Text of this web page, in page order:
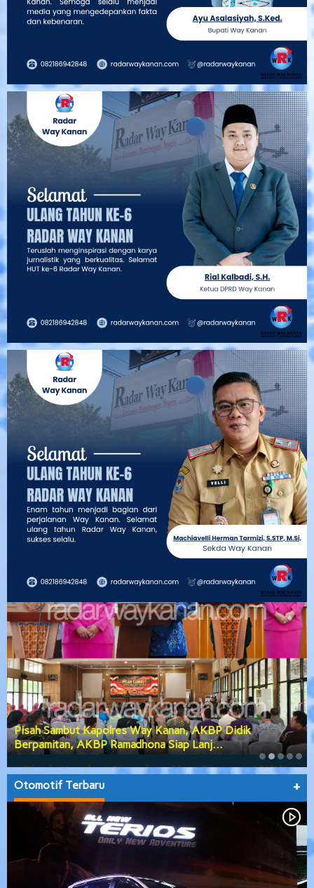
Pisah Sambut Kapolres Way Kanan, AKBP Didik
Berpamitan, AKBP Ramadhona Siap Lanj…
Otomotif Terbaru +